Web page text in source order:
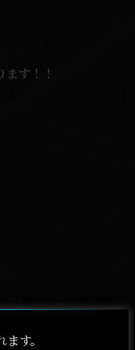
す！！
す。